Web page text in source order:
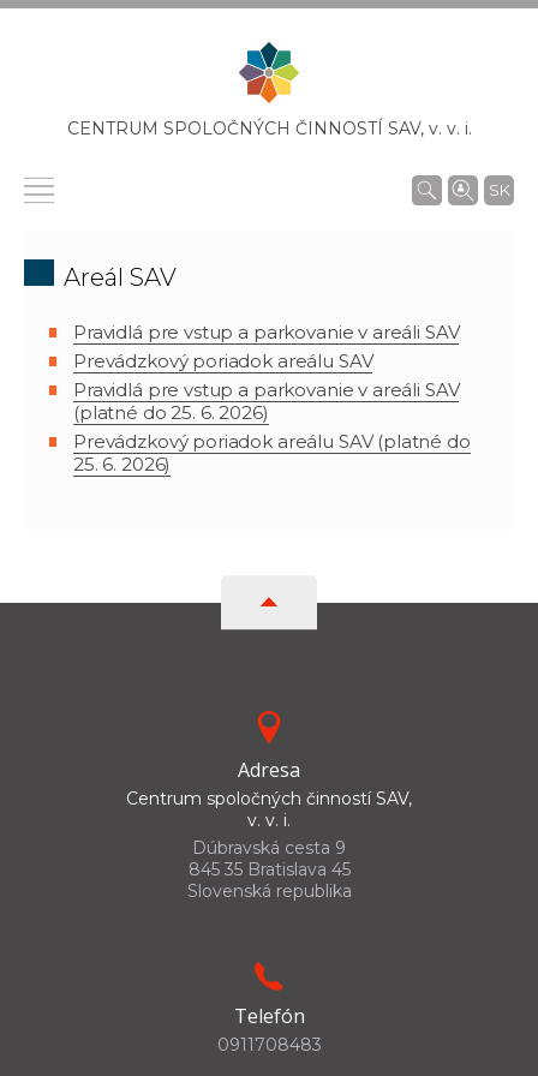
CENTRUM SPOLOČNÝCH ČINNOSTÍ SAV, v. v. i.
SK
Areál SAV
Pravidlá pre vstup a parkovanie v areáli SAV
Prevádzkový poriadok areálu SAV
Pravidlá pre vstup a parkovanie v areáli SAV
(platné do 25. 6. 2026)
Prevádzkový poriadok areálu SAV (platné do
25. 6. 2026)
Adresa
Centrum spoločných činností SAV,
v. v. i.
Dúbravská cesta 9
845 35 Bratislava 45
Slovenská republika
Telefón
0911708483